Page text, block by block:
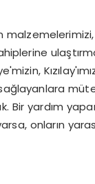
Bir yardım
onların